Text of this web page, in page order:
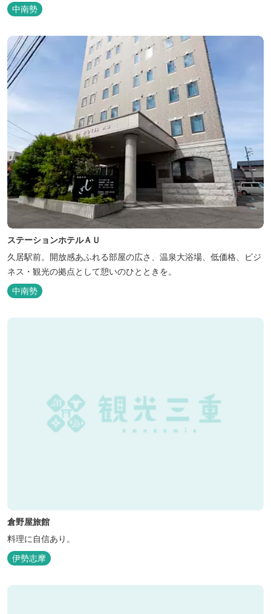
中南勢
ステーションホテルＡＵ
久居駅前。開放感あふれる部屋の広さ、温泉大浴場、低価格、ビジ
ネス・観光の拠点として憩いのひとときを。
中南勢
倉野屋旅館
料理に自信あり。
伊勢志摩